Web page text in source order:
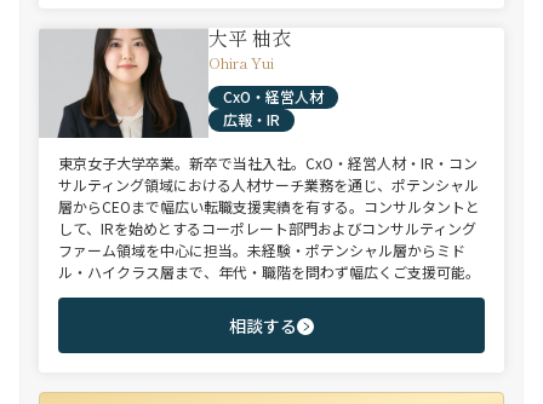
大平 柚衣
Ohira Yui
CxO・経営人材
広報・IR
東京女子大学卒業。新卒で当社入社。CxO・経営人材・IR・コン
サルティング領域における人材サーチ業務を通じ、ポテンシャル
層からCEOまで幅広い転職支援実績を有する。コンサルタントと
して、IRを始めとするコーポレート部門およびコンサルティング
ファーム領域を中心に担当。未経験・ポテンシャル層からミド
ル・ハイクラス層まで、年代・職階を問わず幅広くご支援可能。
相談する